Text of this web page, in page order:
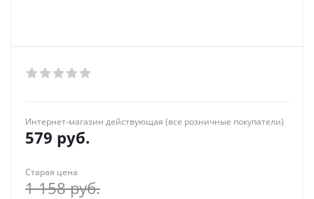
Интернет-магазин действующая (все розничные покупатели)
579 руб.
Старая цена
1 158руб.